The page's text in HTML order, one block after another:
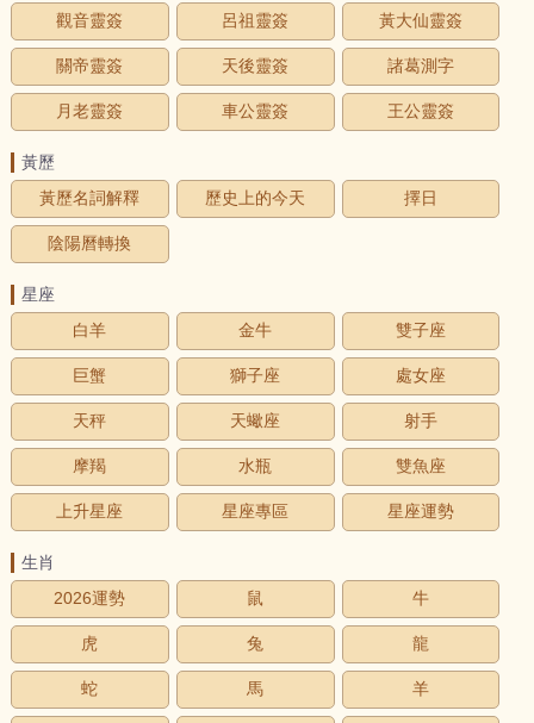
觀音靈簽
呂祖靈簽 黃大仙靈簽
關帝靈簽 天後靈簽 諸葛測字
月老靈簽 車公靈簽 王公靈簽
黃歷
黃歷名詞解釋
歷史上的今天 擇日
陰陽曆轉換
星座
白羊
金牛 雙子座
巨蟹 獅子座 處女座
天秤 天蠍座 射手
摩羯 水瓶 雙魚座
上升星座 星座專區 星座運勢
生肖
2026運勢
鼠 牛
虎 兔 龍
蛇 馬 羊